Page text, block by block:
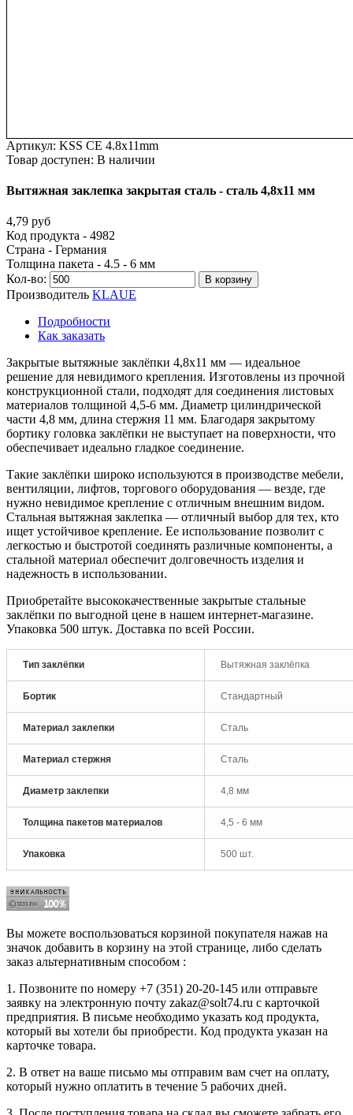
Артикул: KSS CE 4.8x11mm
Товар доступен: В наличии
Вытяжная заклепка закрытая сталь - сталь 4,8х11 мм
4,79 руб
Код продукта - 4982
Страна - Германия
Толщина пакета - 4.5 - 6 мм
Кол-во:
В корзину
Производитель KLAUE
Подробности
Как заказать
Закрытые вытяжные заклёпки 4,8х11 мм — идеальное
решение для невидимого крепления. Изготовлены из прочной
конструкционной стали, подходят для соединения листовых
материалов толщиной 4,5-6 мм. Диаметр цилиндрической
части 4,8 мм, длина стержня 11 мм. Благодаря закрытому
бортику головка заклёпки не выступает на поверхности, что
обеспечивает идеально гладкое соединение.
Такие заклёпки широко используются в производстве мебели,
вентиляции, лифтов, торгового оборудования — везде, где
нужно невидимое крепление с отличным внешним видом.
Стальная вытяжная заклепка — отличный выбор для тех, кто
ищет устойчивое крепление. Ее использование позволит с
легкостью и быстротой соединять различные компоненты, а
стальной материал обеспечит долговечность изделия и
надежность в использовании.
Приобретайте высококачественные закрытые стальные
заклёпки по выгодной цене в нашем интернет-магазине.
Упаковка 500 штук. Доставка по всей России.
Тип заклёпки Вытяжная заклёпка
Бортик Стандартный
Материал заклепки Сталь
Материал стержня Сталь
Диаметр заклепки 4,8 мм
Толщина пакетов материалов 4,5 - 6 мм
Упаковка 500 шт.
Вы можете воспользоваться корзиной покупателя нажав на
значок добавить в корзину на этой странице, либо сделать
заказ альтернативным способом :
1. Позвоните по номеру +7 (351) 20-20-145 или отправьте
заявку на электронную почту zakaz@solt74.ru с карточкой
предприятия. В письме необходимо указать код продукта,
который вы хотели бы приобрести. Код продукта указан на
карточке товара.
2. В ответ на ваше письмо мы отправим вам счет на оплату,
который нужно оплатить в течение 5 рабочих дней.